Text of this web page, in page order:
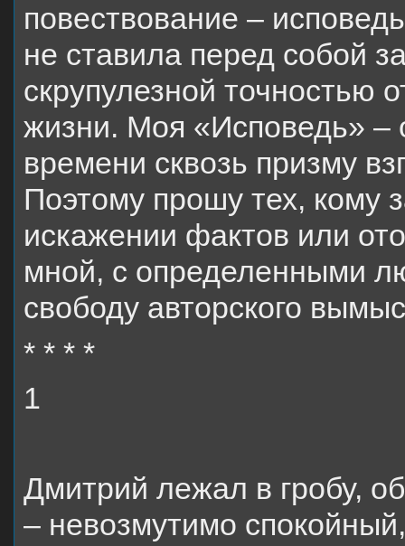
повествование –
не ставила перед собой
скрупулезной точностью
жизни. Моя «Исповедь» –
времени сквозь призму
Поэтому прошу тех, кому
искажении фактов или
мной, с определенными
свободу авторского
* * * *
1
Дмитрий лежал в гробу,
– невозмутимо